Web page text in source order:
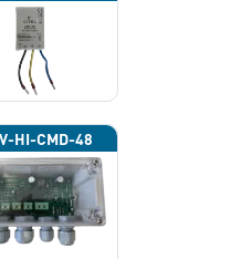
HI-CMD-48